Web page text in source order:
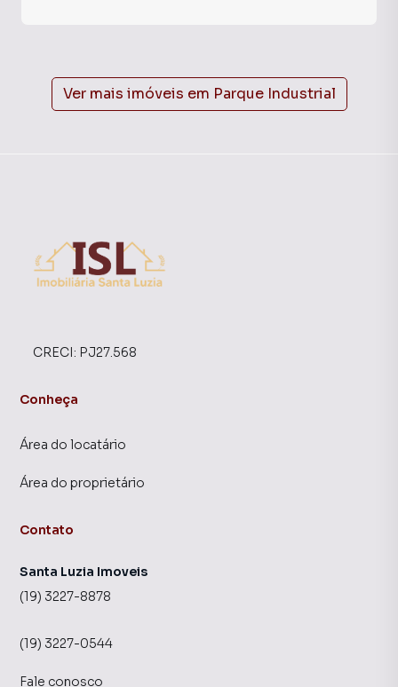
Ver mais imóveis em Parque Industrial
CRECI: PJ27.568
Conheça
Área do locatário
Área do proprietário
Contato
Santa Luzia Imoveis
(19) 3227-8878
(19) 3227-0544
Fale conosco